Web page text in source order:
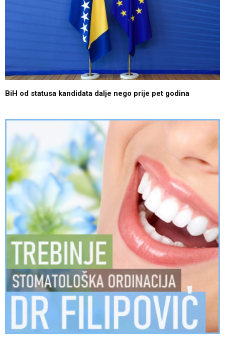
BiH od statusa kandidata dalje nego prije pet godina